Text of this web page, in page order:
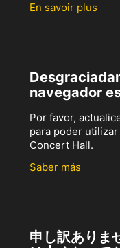
En savoir plus
navegador
Por favor,
para poder
Concert Hall.
Saber más
申し訳ありま